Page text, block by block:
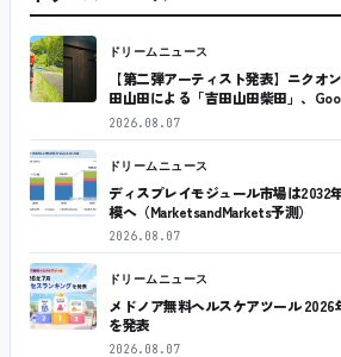
ドリームニュース
【第二弾アーティスト発表】ニクオ
田山田による「吉田山田柴田」、
2026.08.07
ドリームニュース
ディスプレイモジュール市場は2032
模へ（MarketsandMarkets予測）
2026.08.07
ドリームニュース
メドノア無料ヘルスケアツール
を発表
2026.08.07